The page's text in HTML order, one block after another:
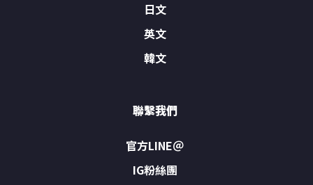
日文
英文
韓文
聯繫我們
官方LINE＠
IG粉絲團